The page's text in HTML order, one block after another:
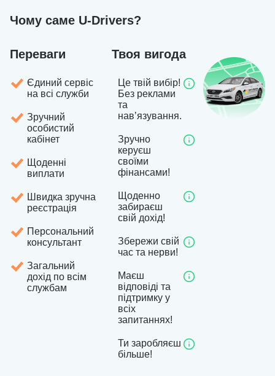
Чому саме U-Drivers?
Переваги
Єдиний сервіс
на всі служби
Зручний
особистий
кабінет
Щоденні
виплати
Швидка зручна
реєстрація
Персональний
консультант
Загальний
дохід по всім
службам
Твоя вигода
Це твій вибір!
Без реклами
та
навʼязування.
Зручно
керуєш
своїми
фінансами!
Щоденно
забираєш
свій дохід!
Збережи свій
час та нерви!
Маєш
відповіді та
підтримку у
всіх
запитаннях!
Ти заробляєш
більше!